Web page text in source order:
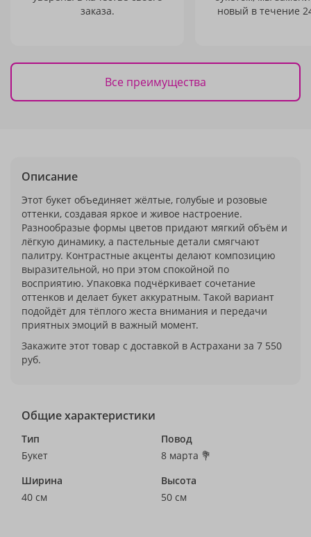
заказа.
новый в течение
Все преимущества
Описание
Этот букет объединяет жёлтые, голубые и розовые
оттенки, создавая яркое и живое настроение.
Разнообразые формы цветов придают мягкий объём и
лёгкую динамику, а пастельные детали смягчают
палитру. Контрастные акценты делают композицию
выразительной, но при этом спокойной по
восприятию. Упаковка подчёркивает сочетание
оттенков и делает букет аккуратным. Такой вариант
подойдёт для тёплого жеста внимания и передачи
приятных эмоций в важный момент.
Закажите этот товар с доставкой в Астрахани за 7 550
руб.
Общие характеристики
Тип
Букет
Повод
8 марта 💐
Ширина
40 см
Высота
50 см